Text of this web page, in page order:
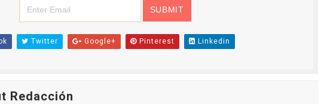
Twitter Google+ Pinterest Linkedin
Redacción